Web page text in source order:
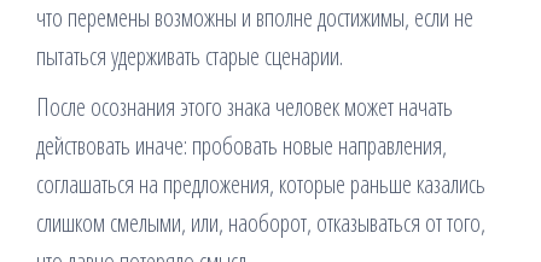
что перемены возможны и вполне достижимы, если не
пытаться удерживать старые сценарии.
После осознания этого знака человек может начать
действовать иначе: пробовать новые направления,
соглашаться на предложения, которые раньше казались
слишком смелыми, или, наоборот, отказываться от того,